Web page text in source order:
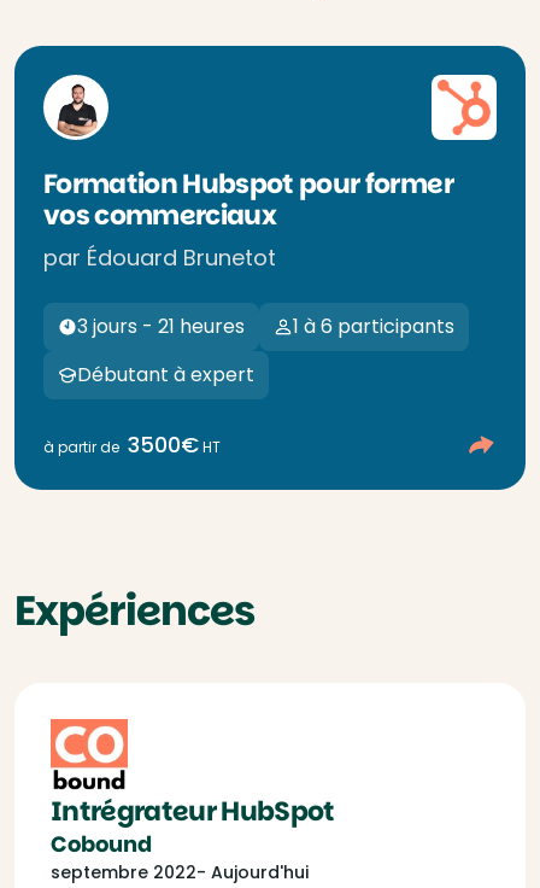
Formation Hubspot pour former
vos commerciaux
par Édouard Brunetot
3 jours - 21 heures
1 à 6 participants
Débutant à expert
à partir de 3500€HT
Expériences
Intrégrateur HubSpot
Cobound
septembre 2022- Aujourd'hui